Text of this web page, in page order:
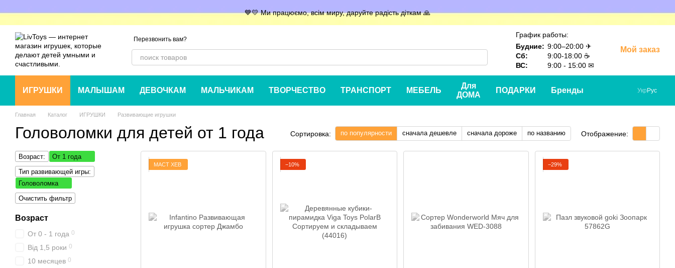
💙💛 Ми працюємо, всім миру, даруйте радість діткам 🙏
Перезвонить вам?
График работы:
Будние: 9:00–20:00 ✈
Сб:
9:00-18:00 ☕
ВС:
9:00 - 15:00 ✉
Мой заказ
ИГРУШКИ МАЛЫШАМ ДЕВОЧКАМ МАЛЬЧИКАМ ТВОРЧЕСТВО ТРАНСПОРТ МЕБЕЛЬ
Для
ДОМА
ПОДАРКИ Бренды Укр Рус
Главная Каталог ИГРУШКИ Развивающие игрушки
Головоломки для детей от 1 года Сортировка: по популярности сначала дешевле сначала дороже по названию Отображение:
МАСТ ХЕВ −10% −29%
Возраст:
От 1 года
Тип развивающей игры:
Головоломка
Очистить фильтр
Возраст
От 0 - 1 года 0
Від 1,5 роки 0
10 месяцев 0